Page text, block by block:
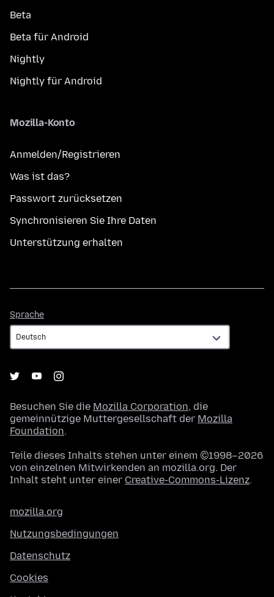
Beta
Beta für Android
Nightly
Nightly für Android
Mozilla-Konto
Anmelden/Registrieren
Was ist das?
Passwort zurücksetzen
Synchronisieren Sie Ihre Daten
Unterstützung erhalten
Sprache
Besuchen Sie die Mozilla Corporation, die
gemeinnützige Muttergesellschaft der Mozilla
Foundation.
Teile dieses Inhalts stehen unter einem ©1998–2026
von einzelnen Mitwirkenden an mozilla.org. Der
Inhalt steht unter einer Creative-Commons-Lizenz.
mozilla.org
Nutzungsbedingungen
Datenschutz
Cookies